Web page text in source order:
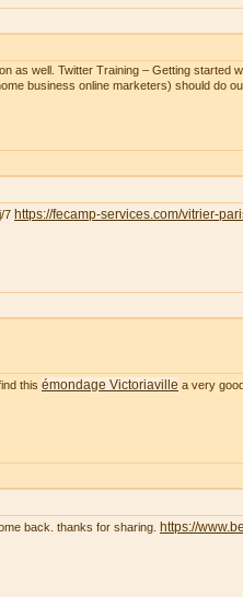
as well. Twitter Training – Getting
business online marketers) should do
7 https://fecamp-services.com/vitrier-
this émondage Victoriaville a very
back. thanks for sharing. https://